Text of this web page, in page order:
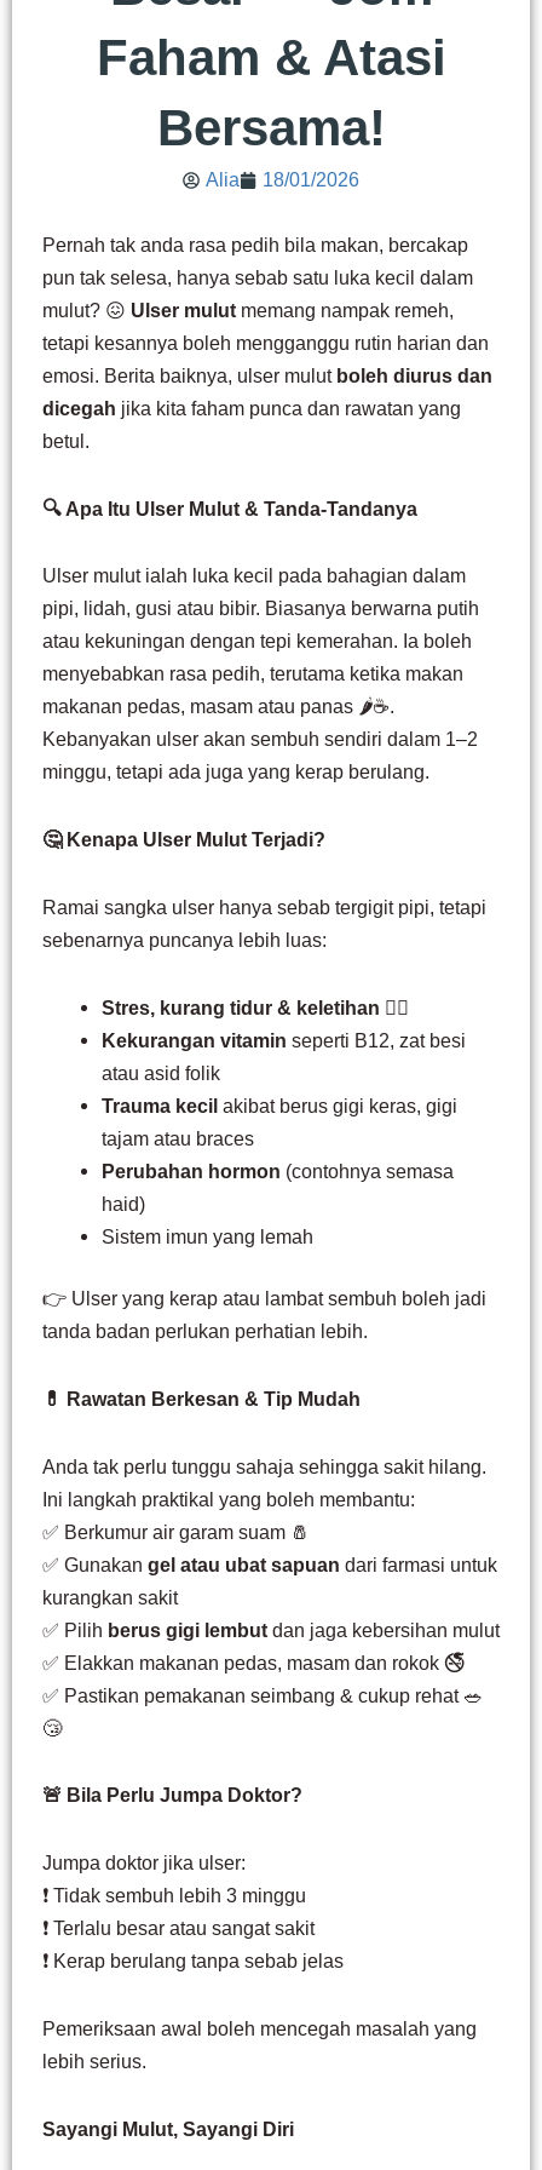
Faham & Atasi
Bersama!
Alia 18/01/2026
Pernah tak anda rasa pedih bila makan, bercakap
pun tak selesa, hanya sebab satu luka kecil dalam
mulut? 😖 Ulser mulut memang nampak remeh,
tetapi kesannya boleh mengganggu rutin harian dan
emosi. Berita baiknya, ulser mulut boleh diurus dan
dicegah jika kita faham punca dan rawatan yang
betul.
🔍 Apa Itu Ulser Mulut & Tanda-Tandanya
Ulser mulut ialah luka kecil pada bahagian dalam
pipi, lidah, gusi atau bibir. Biasanya berwarna putih
atau kekuningan dengan tepi kemerahan. Ia boleh
menyebabkan rasa pedih, terutama ketika makan
makanan pedas, masam atau panas 🌶️☕.
Kebanyakan ulser akan sembuh sendiri dalam 1–2
minggu, tetapi ada juga yang kerap berulang.
🤔 Kenapa Ulser Mulut Terjadi?
Ramai sangka ulser hanya sebab tergigit pipi, tetapi
sebenarnya puncanya lebih luas:
Stres, kurang tidur & keletihan 😵‍💫
Kekurangan vitamin seperti B12, zat besi
atau asid folik
Trauma kecil akibat berus gigi keras, gigi
tajam atau braces
Perubahan hormon (contohnya semasa
haid)
Sistem imun yang lemah
👉 Ulser yang kerap atau lambat sembuh boleh jadi
tanda badan perlukan perhatian lebih.
💊 Rawatan Berkesan & Tip Mudah
Anda tak perlu tunggu sahaja sehingga sakit hilang.
Ini langkah praktikal yang boleh membantu:
✅ Berkumur air garam suam 🧂
✅ Gunakan gel atau ubat sapuan dari farmasi untuk
kurangkan sakit
✅ Pilih berus gigi lembut dan jaga kebersihan mulut
✅ Elakkan makanan pedas, masam dan rokok 🚭
✅ Pastikan pemakanan seimbang & cukup rehat 🥗
😴
🚨 Bila Perlu Jumpa Doktor?
Jumpa doktor jika ulser:
❗ Tidak sembuh lebih 3 minggu
❗ Terlalu besar atau sangat sakit
❗ Kerap berulang tanpa sebab jelas
Pemeriksaan awal boleh mencegah masalah yang
lebih serius.
Sayangi Mulut, Sayangi Diri